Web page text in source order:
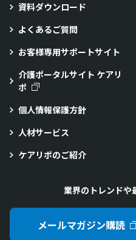
資料ダウンロード
よくあるご質問
お客様専用サポートサイト
介護ポータルサイト ケアリ
ポ
個人情報保護方針
人材サービス
ケアリポのご紹介
業界のトレンドや
メールマガジン購読